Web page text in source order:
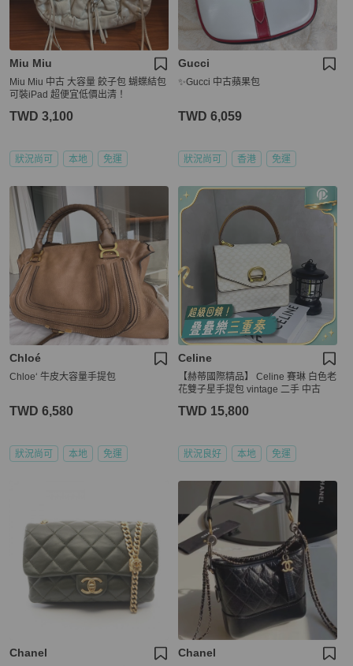
Miu Miu
Miu Miu 中古 大容量 餃子包 蝴蝶結包
可裝iPad 超便宜低價出清！
TWD 3,100
狀況尚可 本地 免運
Gucci
✨Gucci 中古蘋果包
TWD 6,059
狀況尚可 香港 免運
Chloé
Chloe‘ 牛皮大容量手提包
TWD 6,580
狀況尚可 本地 免運
Celine
【赫蒂國際精品】 Celine 賽琳 白色老
花雙子星手提包 vintage 二手 中古
TWD 15,800
狀況良好 本地 免運
Chanel Chanel